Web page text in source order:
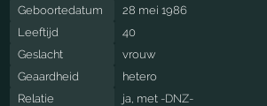
Geboortedatum
28 mei 1986
Leeftijd
40
Geslacht
vrouw
Geaardheid
hetero
Relatie
ja, met -DNZ-